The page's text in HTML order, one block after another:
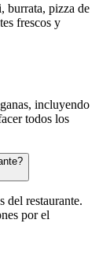
burrata, pizza de
frescos y
incluyendo
todos los
del restaurante.
por el